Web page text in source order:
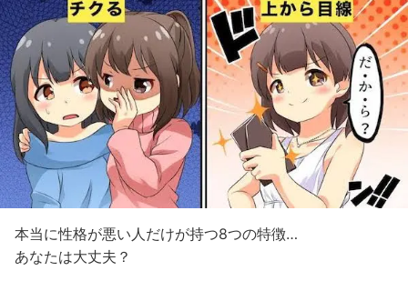
本当に性格が悪い人だけが持つ8つの特徴…
あなたは大丈夫？